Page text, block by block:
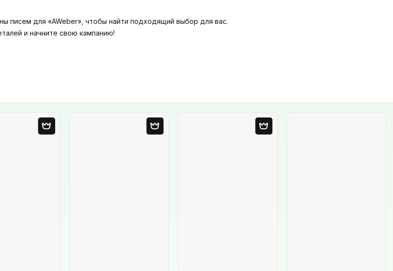
писем для «AWeber», чтобы найти подходящий выбор для вас.
и начните свою кампанию!